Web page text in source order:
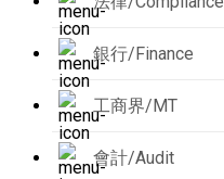
銀行/Finance
工商界/MT
會計/Audit